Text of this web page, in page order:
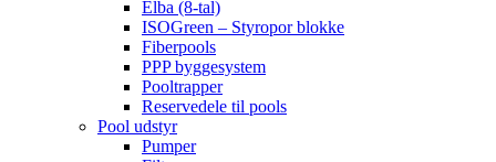
Elba (8-tal)
ISOGreen – Styropor blokke
Fiberpools
PPP byggesystem
Pooltrapper
Reservedele til pools
Pool udstyr
Pumper